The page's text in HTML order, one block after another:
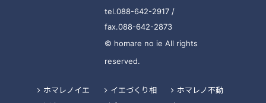
tel.088-642-2917 /
fax.088-642-2873
© homare no ie All rights
reserved.
ホマレノイエ
イエづくり相
ホマレノ不動